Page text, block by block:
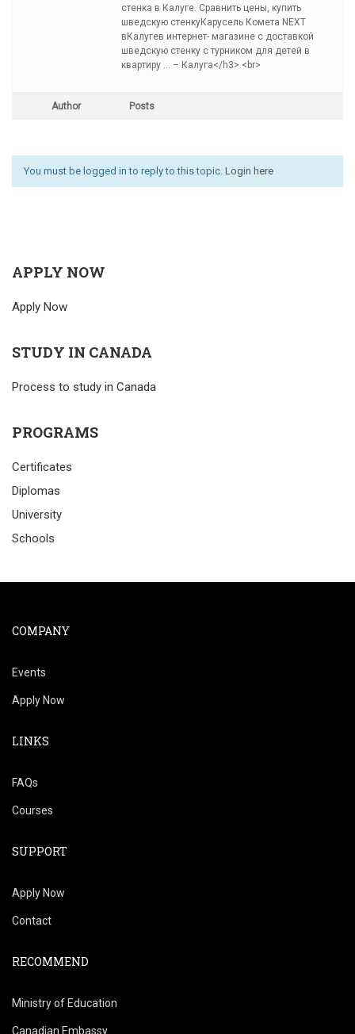
стенка в Калуге. Сравнить цены, купить
шведскую стенкуКарусель Комета NEXT
вКалугев интернет- магазине с доставкой
шведскую стенку с турником для детей в
квартиру … – Калуга</h3>.<br>
Author Posts
You must be logged in to reply to this topic. Login here
APPLY NOW
Apply Now
STUDY IN CANADA
Process to study in Canada
PROGRAMS
Certificates
Diplomas
University
Schools
COMPANY
Events
Apply Now
LINKS
FAQs
Courses
SUPPORT
Apply Now
Contact
RECOMMEND
Ministry of Education
Canadian Embassy